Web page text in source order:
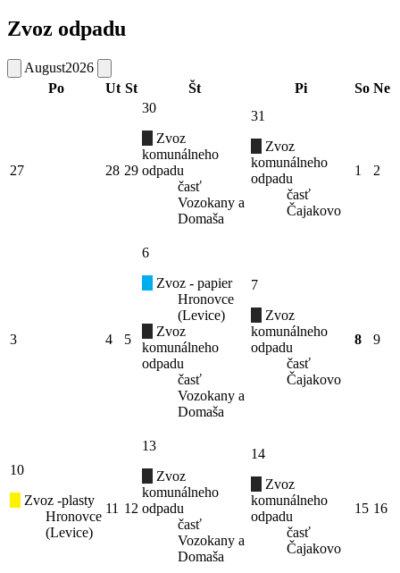
Zvoz odpadu
August2026
Po
Ut St Št Pi So Ne
27 28 29
30
Zvoz
komunálneho
odpadu
časť
Vozokany a
Domaša
31
Zvoz
komunálneho
odpadu
časť
Čajakovo
1 2
3 4 5
6
Zvoz - papier
Hronovce
(Levice)
Zvoz
komunálneho
odpadu
časť
Vozokany a
Domaša
7
Zvoz
komunálneho
odpadu
časť
Čajakovo
8 9
10
Zvoz -plasty
Hronovce
(Levice)
11 12
13
Zvoz
komunálneho
odpadu
časť
Vozokany a
Domaša
14
Zvoz
komunálneho
odpadu
časť
Čajakovo
15 16